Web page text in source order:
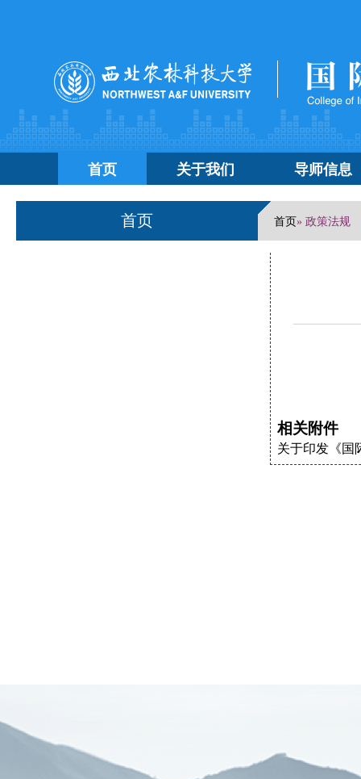
首页 关于我们 导师信息
首页 首页» 政策法规
相关附件
关于印发《国